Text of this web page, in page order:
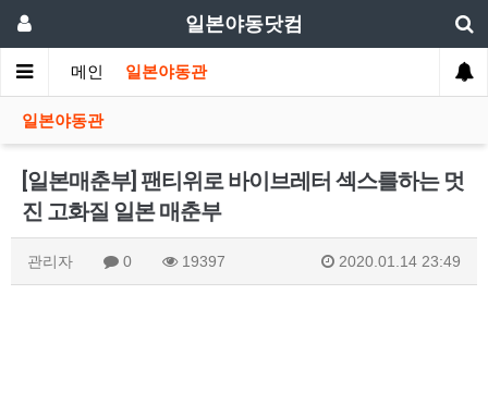
일본야동닷컴
메인 일본야동관
일본야동관
[일본매춘부] 팬티위로 바이브레터 섹스를하는 멋
진 고화질 일본 매춘부
관리자 0 19397 2020.01.14 23:49